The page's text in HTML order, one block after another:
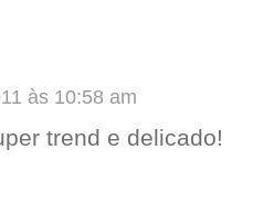
às 10:58 am
trend e delicado!